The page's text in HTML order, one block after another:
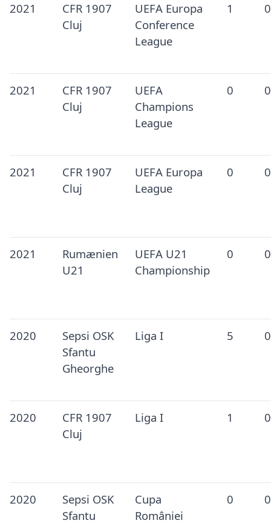
2021
CFR 1907
Cluj
UEFA Europa
Conference
League
1 0
2021
CFR 1907
Cluj
UEFA
Champions
League
0 0
2021
CFR 1907
Cluj
UEFA Europa
League
0 0
2021
Rumænien
U21
UEFA U21
Championship
0 0
2020
Sepsi OSK
Sfantu
Gheorghe
Liga I 5 0
2020
CFR 1907
Cluj
Liga I 1 0
2020
Sepsi OSK
Sfantu
Cupa
României
0 0